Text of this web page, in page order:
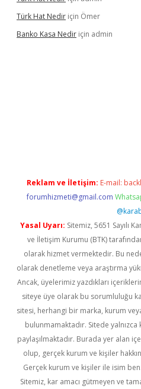
Türk Hat Nedir için Ömer
Banko Kasa Nedir için admin
Reklam ve İletişim: E-mail:
forumhizmeti@gmail.com
Yasal Uyarı: Sitemiz, 5651 Sayılı
ve İletişim Kurumu (BTK)
olarak hizmet vermektedir. Bu
olarak denetleme veya araştırma
Ancak, üyelerimiz yazdıkları
siteye üye olarak bu sorumluluğu
sitesi, herhangi bir marka, kurum
bulunmamaktadır. Sitede yalnızca
paylaşılmaktadır. Burada yer alan
olup, gerçek kurum ve kişiler
Gerçek kurum ve kişiler ile isim
Sitemiz, kar amacı gütmeyen ve